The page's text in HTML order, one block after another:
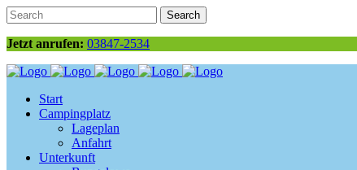
Jetzt anrufen: 03847-2534
Start
Campingplatz
Lageplan
Anfahrt
Unterkunft